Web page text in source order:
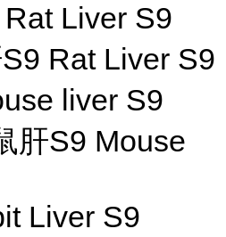
Liver S9
Rat Liver S9
liver S9
肝S9 Mouse
Liver S9